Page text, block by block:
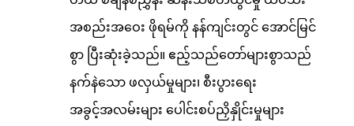
အစည်းအဝေး ဖိုရမ်ကို နန်ကျင်းတွင် အောင်မြင်
စွာ ပြီးဆုံးခဲ့သည်။ ဧည့်သည်တော်များစွာသည်
နက်နဲသော ဖလှယ်မှုများ၊ စီးပွားရေး
အခွင့်အလမ်းများ ပေါင်းစပ်ညှိနှိုင်းမှုများ